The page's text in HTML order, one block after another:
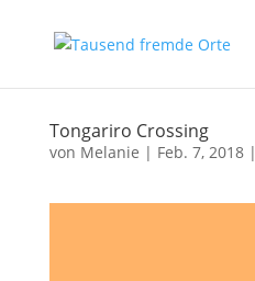
Tongariro Crossing
von Melanie | Feb. 7, 2018|